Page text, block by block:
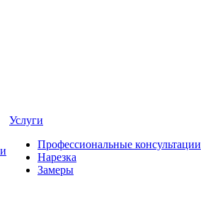
Услуги
Профессиональные консультации
Нарезка
Замеры